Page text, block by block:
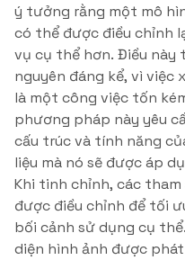
ý tưởng rằng một mô
có thể được điều chỉnh
vụ cụ thể hơn. Điều
nguyên đáng kể, vì việc
là một công việc tốn
phương pháp này yêu
cấu trúc và tính năng
liệu mà nó sẽ được áp
Khi tinh chỉnh, các
được điều chỉnh để tối
bối cảnh sử dụng cụ
diện hình ảnh được